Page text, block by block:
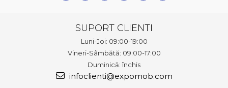
SUPORT CLIENTI
Luni-Joi: 09:00-19:00
Vineri-Sâmbătă: 09:00-17:00
Duminică: închis
infoclienti@expomob.com